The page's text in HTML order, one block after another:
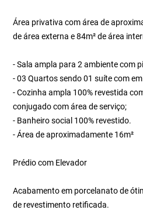
Área privativa com área de
de área externa e 84m² de área
- Sala ampla para 2 ambiente com
- 03 Quartos sendo 01 suíte com
- Cozinha ampla 100% revestida
conjugado com área de serviço;
- Banheiro social 100% revestido.
- Área de aproximadamente 16m²
Prédio com Elevador
Acabamento em porcelanato de
de revestimento retificada.